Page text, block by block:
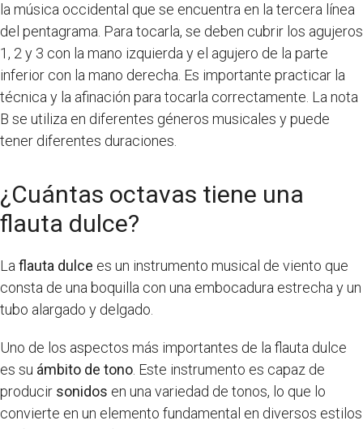
la música occidental que se encuentra en la tercera línea
del pentagrama. Para tocarla, se deben cubrir los agujeros
1, 2 y 3 con la mano izquierda y el agujero de la parte
inferior con la mano derecha. Es importante practicar la
técnica y la afinación para tocarla correctamente. La nota
B se utiliza en diferentes géneros musicales y puede
tener diferentes duraciones.
¿Cuántas octavas tiene una
flauta dulce?
La flauta dulce es un instrumento musical de viento que
consta de una boquilla con una embocadura estrecha y un
tubo alargado y delgado.
Uno de los aspectos más importantes de la flauta dulce
es su ámbito de tono . Este instrumento es capaz de
producir sonidos en una variedad de tonos, lo que lo
convierte en un elemento fundamental en diversos estilos